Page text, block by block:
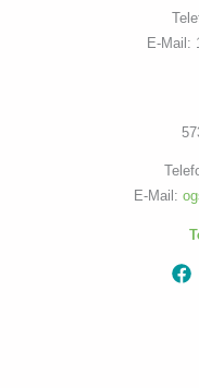
E-Mail:
E-Mail: